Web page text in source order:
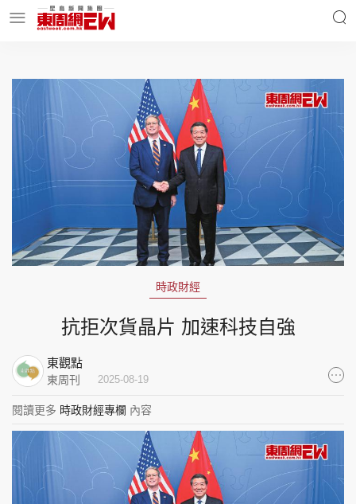
明星名人 時事財經
東周Ladies 優享生活
東周食玩通 會員活動
集團旗下品牌
東周刊 cazbuyer 東Touch
時政財經
抗拒次貨晶片 加速科技自強
東觀點
東周刊 2025-08-19
閱讀更多 時政財經專欄 內容